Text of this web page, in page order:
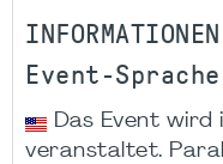
Event-Sprache
Das Event wird
veranstaltet.